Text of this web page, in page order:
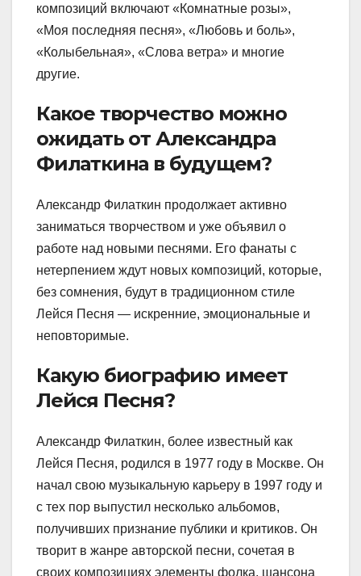
композиций включают «Комнатные розы»,
«Моя последняя песня», «Любовь и боль»,
«Колыбельная», «Слова ветра» и многие
другие.
Какое творчество можно
ожидать от Александра
Филаткина в будущем?
Александр Филаткин продолжает активно
заниматься творчеством и уже объявил о
работе над новыми песнями. Его фанаты с
нетерпением ждут новых композиций, которые,
без сомнения, будут в традиционном стиле
Лейся Песня — искренние, эмоциональные и
неповторимые.
Какую биографию имеет
Лейся Песня?
Александр Филаткин, более известный как
Лейся Песня, родился в 1977 году в Москве. Он
начал свою музыкальную карьеру в 1997 году и
с тех пор выпустил несколько альбомов,
получивших признание публики и критиков. Он
творит в жанре авторской песни, сочетая в
своих композициях элементы фолка, шансона